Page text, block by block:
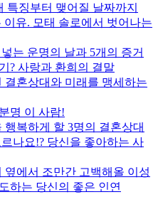
특징부터 맺어질 날짜까지
이유. 모태 솔로에서 벗어나는
는 운명의 날과 5개의 증거
? 사랑과 환희의 결말
결혼상대와 미래를 맹세하는
명 이 사람!
복하게 할 3명의 결혼상대
나요!? 당신을 좋아하는 사
옆에서 조만간 고백해올 이성
하는 당신의 좋은 인연